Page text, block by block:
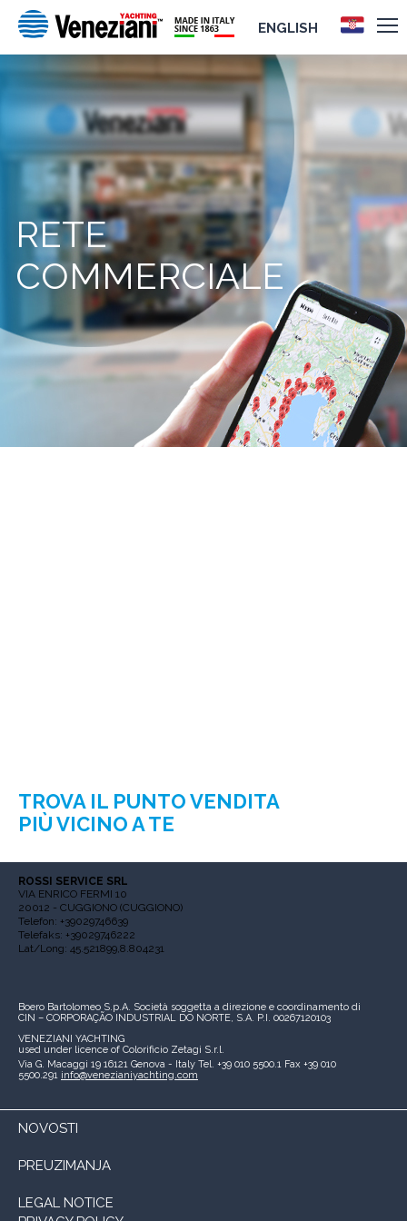
ENGLISH
RETE
COMMERCIALE
TROVA IL PUNTO VENDITA
PIÙ VICINO A TE
ROSSI SERVICE SRL
VIA ENRICO FERMI 10
20012 - CUGGIONO (CUGGIONO)
Telefon: +39029746639
Telefaks: +39029746222
Lat/Long: 45.521899,8.804231
Boero Bartolomeo S.p.A. Società soggetta a direzione e coordinamento di
CIN – CORPORAÇÃO INDUSTRIAL DO NORTE, S.A. P.I. 00267120103
VENEZIANI YACHTING
used under licence of Colorificio Zetagi S.r.l.
Via G. Macaggi 19 16121 Genova - Italy Tel. +39 010 5500.1 Fax +39 010
5500.291 info@venezianiyachting.com
NOVOSTI
PREUZIMANJA
LEGAL NOTICE